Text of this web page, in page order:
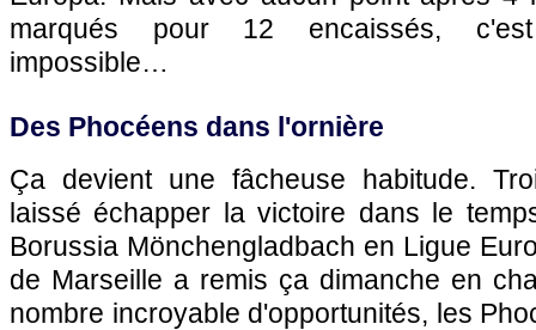
marqués pour 12 encaissés,
impossible…
Des Phocéens dans l'ornière
Ça devient une fâcheuse habitude.
laissé échapper la victoire dans le
Borussia Mönchengladbach en Ligue
de Marseille a remis ça dimanche en
nombre incroyable d'opportunités, les